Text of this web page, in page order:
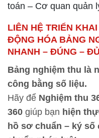
toán – Cơ quan quản
LIÊN HỆ TRIỂN
ĐỘNG HÓA BẢNG
NHANH – ĐÚNG – ĐỦ
Bảng nghiệm thu là
công bằng số liệu.
Hãy để Nghiệm thu
360 giúp bạn hiện
hồ sơ chuẩn – ký số